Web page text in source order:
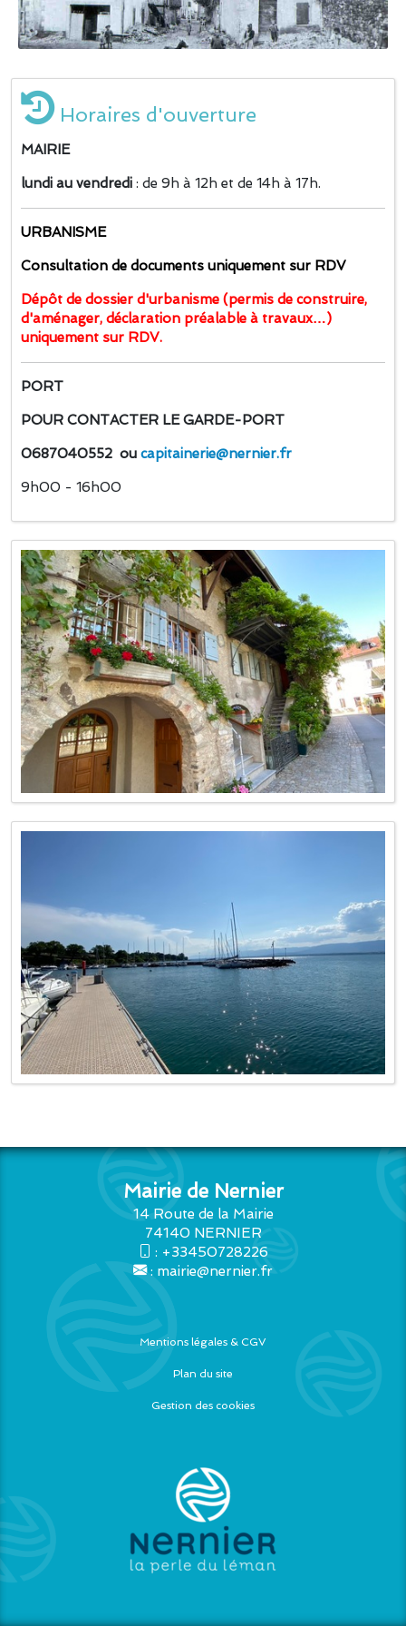
Horaires d'ouverture
MAIRIE
lundi au vendredi : de 9h à 12h et de 14h à 17h.
URBANISME
Consultation de documents uniquement sur RDV
Dépôt de dossier d'urbanisme (permis de construire,
d'aménager, déclaration préalable à travaux…)
uniquement sur RDV.
PORT
POUR CONTACTER LE GARDE-PORT
0687040552 ou capitainerie@nernier.fr
9h00 - 16h00
Mairie de Nernier
14 Route de la Mairie
74140 NERNIER
: +33450728226
: mairie@nernier.fr
Mentions légales & CGV
Plan du site
Gestion des cookies